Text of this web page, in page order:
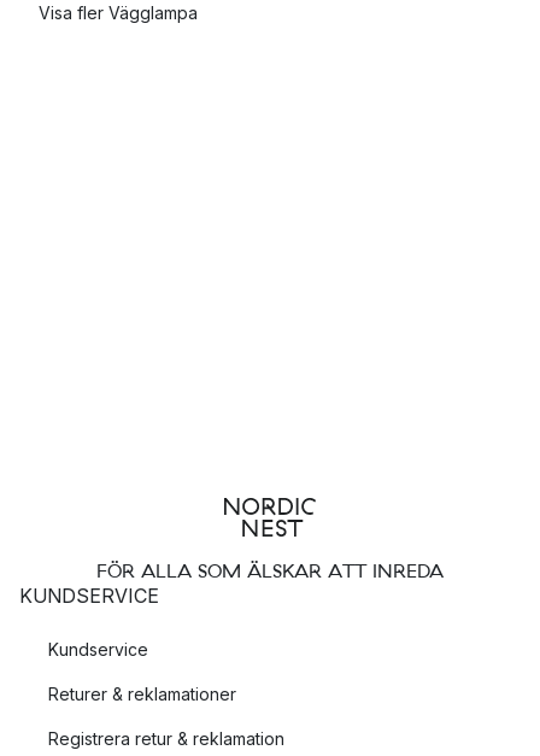
Visa fler Vägglampa
FÖR ALLA SOM ÄLSKAR ATT INREDA
KUNDSERVICE
Kundservice
Returer & reklamationer
Registrera retur & reklamation